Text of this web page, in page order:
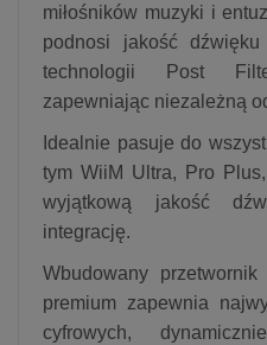
miłośników muzyki i
podnosi jakość
technologii Post
zapewniając niezależną
Idealnie pasuje do
tym WiiM Ultra, Pro
wyjątkową jakość
integrację.
Wbudowany
premium zapewnia
cyfrowych,